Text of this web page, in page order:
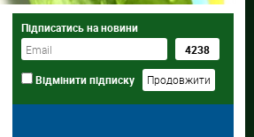
Підписатись на новини
Відмінити підписку